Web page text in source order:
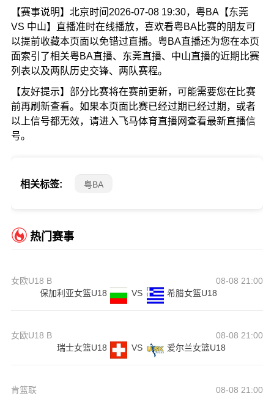
【赛事说明】北京时间2026-07-08 19:30，粤BA【东莞
VS 中山】直播准时在线播放，喜欢看粤BA比赛的朋友可
以提前收藏本页面以免错过直播。粤BA直播还为您在本页
面索引了相关粤BA直播、东莞直播、中山直播的近期比赛
列表以及两队历史交锋、两队赛程。
【友好提示】部分比赛将在赛前更新，可能需要您在比赛
前再刷新查看。如果本页面比赛已经过期已经过期，或者
以上信号都无效，请进入飞马体育直播网查看最新直播信
号。
相关标签: 粤BA
热门赛事
女欧U18 B
08-08 21:00
保加利亚女篮U18
VS 希腊女篮U18
女欧U18 B
08-08 21:00
瑞士女篮U18
VS 爱尔兰女篮U18
肯篮联
08-08 21:00